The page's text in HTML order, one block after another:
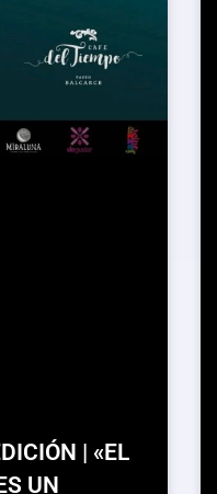
| «EL
UN